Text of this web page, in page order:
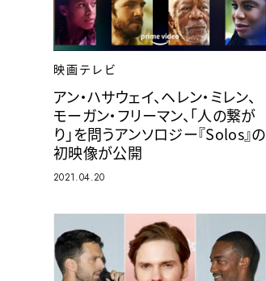
映画テレビ
アン・ハサウェイ、ヘレン・ミレン、
モーガン・フリーマン、「人の繋が
り」を問うアンソロジー『Solos』の
初映像が公開
2021.04.20